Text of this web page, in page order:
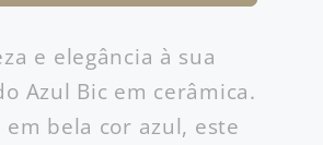
e elegância à sua
Azul Bic em cerâmica.
bela cor azul, este